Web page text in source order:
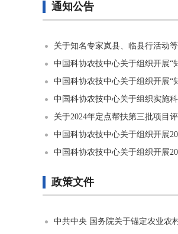
通知公告
关于知名专家岚县、临县行活动
中国科协农技中心关于组织开展“
中国科协农技中心关于组织开展“
中国科协农技中心关于组织实施
关于2024年定点帮扶第三批项目
中国科协农技中心关于组织开展
中国科协农技中心关于组织开展
政策文件
中共中央 国务院关于锚定农业农